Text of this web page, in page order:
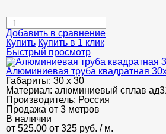
Добавить в сравнение
Купить Купить в 1 клик
Быстрый просмотр
Алюминиевая труба квадратная
Габариты: 30 х 30
Материал: алюминиевый сплав
Производитель: Россия
Продажа от 3 метров
В наличии
от 525.00 от 325 руб. / м.